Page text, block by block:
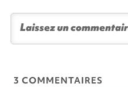
3 COMMENTAIRES